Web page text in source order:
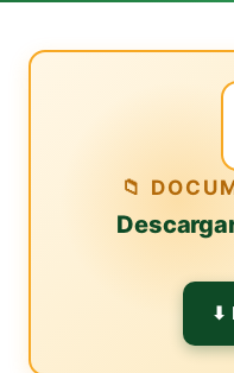
📁
⬇